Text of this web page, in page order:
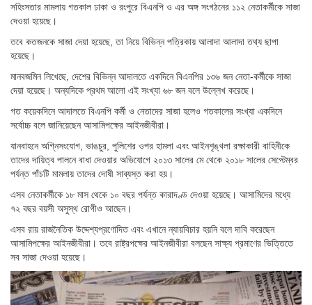
সহিংসতার মামলায় গতকাল ঢাকা ও রংপুরে বিএনপি ও এর অঙ্গ সংগঠনের ১১২ নেতাকর্মীকে সাজা
দেওয়া হয়েছে।
তবে কতজনকে সাজা দেয়া হয়েছে, তা নিয়ে বিভিন্ন পত্রিকায় আলাদা আলাদা তথ্য ছাপা
হয়েছে।
মানবজমিন লিখেছে, দেশের বিভিন্ন আদালতে একদিনে বিএনপির ১৩৬ জন নেতা-কর্মীকে সাজা
দেয়া হয়েছে। অন্যদিকে প্রথম আলো এই সংখ্যা ৬৮ জন বলে উল্লেখ করেছে।
গত কয়েকদিনে আদালতে বিএনপি কর্মী ও নেতাদের সাজা হলেও গতকালের সংখ্যা একদিনে
সর্বোচ্চ বলে জানিয়েছেন আসামিপক্ষের আইনজীবীরা।
যানবাহনে অগ্নিসংযোগ, ভাঙচুর, পুলিশের ওপর হামলা এবং আইনশৃঙ্খলা রক্ষাকারী বাহিনীকে
তাদের দায়িত্ব পালনে বাধা দেওয়ার অভিযোগে ২০১৩ সালের মে থেকে ২০১৮ সালের সেপ্টেম্বর
পর্যন্ত পাঁচটি মামলায় তাদের দোষী সাব্যস্ত করা হয়।
এসব নেতাকর্মীকে ১৮ মাস থেকে ১০ বছর পর্যন্ত কারাদণ্ড দেওয়া হয়েছে। আসামিদের মধ্যে
৭২ বছর বয়সী অসুস্থ রোগীও আছেন।
এসব রায় রাজনৈতিক উদ্দেশ্যপ্রণোদিত এবং এখানে ন্যায়বিচার হয়নি বলে দাবি করেছেন
আসামিপক্ষের আইনজীবীরা। তবে রাষ্ট্রপক্ষের আইনজীবীরা বলছেন সাক্ষ্য প্রমাণের ভিত্তিতে
সব সাজা দেওয়া হয়েছে।